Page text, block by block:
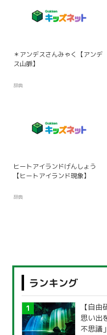
＊アンデスさんみゃく【アンデ
ス山脈】
辞典
ヒートアイランドげんしょう
【ヒートアイランド現象】
辞典
ランキング
【自
思い出
不思議